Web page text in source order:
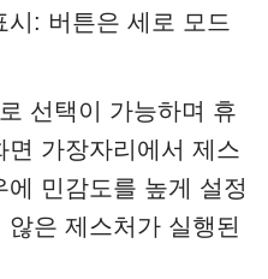
: 버튼은 세로 모드
선택이 가능하며 휴
가장자리에서 제스
민감도를 높게 설정
은 제스처가 실행된